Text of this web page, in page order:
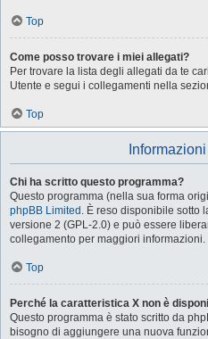
Top
Come posso trovare i miei allegati?
Per trovare la lista degli allegati da te
Utente e segui i collegamenti nella
Top
Chi ha scritto questo programma?
Questo programma (nella sua forma
phpBB Limited . È reso disponibile sotto
versione 2 (GPL-2.0) e può essere
collegamento per maggiori informazioni.
Top
Perché la caratteristica X non è
Questo programma è stato scritto da
bisogno di aggiungere una nuova